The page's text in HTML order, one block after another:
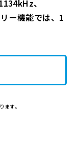
、
ー機能では、1
す。